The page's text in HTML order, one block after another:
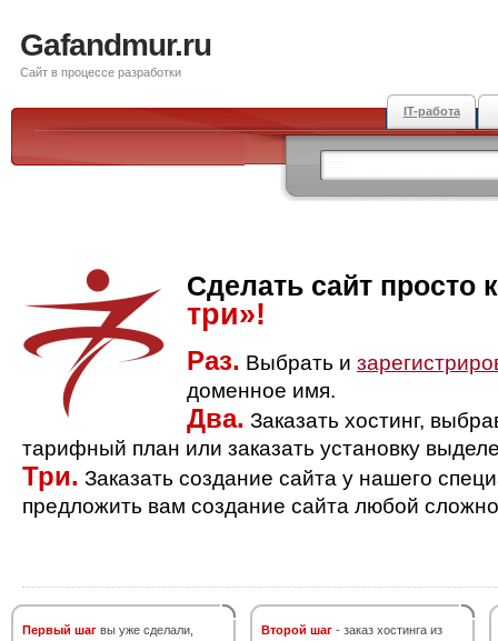
Gafandmur.ru
Сайт в процессе разработки
IT-работа
Сделать сайт просто
три»!
Раз. Выбрать и
доменное имя.
Два. Заказать хостинг,
тарифный план или заказать установку
Три. Заказать создание сайта у нашего
предложить вам создание сайта любой
Первый шаг вы уже сделали,
Второй шаг - заказ хостинга из